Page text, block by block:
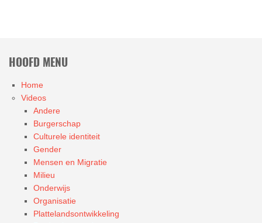
HOOFD MENU
Home
Videos
Andere
Burgerschap
Culturele identiteit
Gender
Mensen en Migratie
Milieu
Onderwijs
Organisatie
Plattelandsontwikkeling